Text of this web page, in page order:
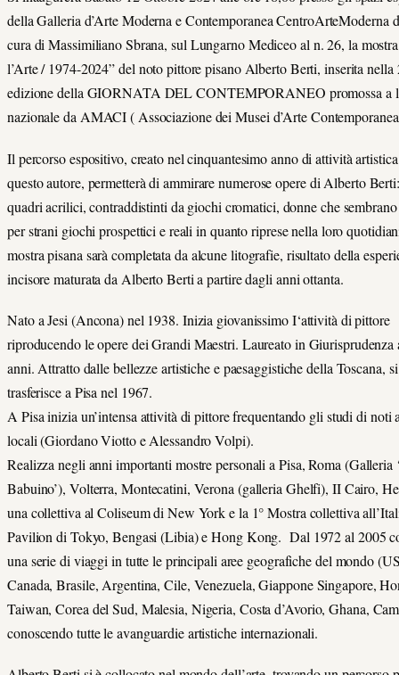
della Galleria d’Arte Moderna e Contemporanea CentroArteModerna
cura di Massimiliano Sbrana, sul Lungarno Mediceo al n. 26, la
l’Arte / 1974-2024” del noto pittore pisano Alberto Berti, inserita nella
edizione della GIORNATA DEL CONTEMPORANEO promossa a
nazionale da AMACI ( Associazione dei Musei d’Arte
Il percorso espositivo, creato nel cinquantesimo anno di attività
questo autore, permetterà di ammirare numerose opere di Alberto
quadri acrilici, contraddistinti da giochi cromatici, donne che
per strani giochi prospettici e reali in quanto riprese nella loro
mostra pisana sarà completata da alcune litografie, risultato della
incisore maturata da Alberto Berti a partire dagli anni ottanta.
Nato a Jesi (Ancona) nel 1938. Inizia giovanissimo I‘attività di pittore
riproducendo le opere dei Grandi Maestri. Laureato in Giurisprudenza
anni. Attratto dalle bellezze artistiche e paesaggistiche della Toscana, si
trasferisce a Pisa nel 1967.
A Pisa inizia un’intensa attività di pittore frequentando gli studi di noti
locali (Giordano Viotto e Alessandro Volpi).
Realizza negli anni importanti mostre personali a Pisa, Roma (Galleria
Babuino’), Volterra, Montecatini, Verona (galleria Ghelfi), II Cairo,
una collettiva al Coliseum di New York e la 1° Mostra collettiva
Pavilion di Tokyo, Bengasi (Libia) e Hong Kong. Dal 1972 al 2005
una serie di viaggi in tutte le principali aree geografiche del mondo
Canada, Brasile, Argentina, Cile, Venezuela, Giappone Singapore,
Taiwan, Corea del Sud, Malesia, Nigeria, Costa d’Avorio, Ghana,
conoscendo tutte le avanguardie artistiche internazionali.